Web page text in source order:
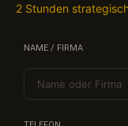
2 Stunden
NAME / FIRMA